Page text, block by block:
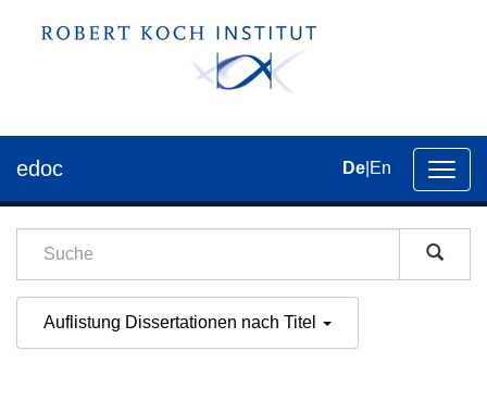
der
edoc De En
Auflistung Dissertationen nach Titel